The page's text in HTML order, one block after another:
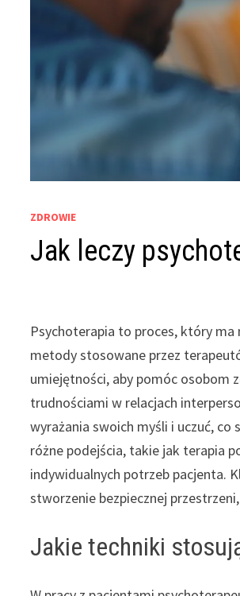
ZDROWIE
Jak leczy
Psychoterapia to proces, który
metody stosowane przez
umiejętności, aby pomóc osobom
trudnościami w relacjach
wyrażania swoich myśli i uczuć,
różne podejścia, takie jak terapia
indywidualnych potrzeb pacjenta.
stworzenie bezpiecznej
Jakie techniki